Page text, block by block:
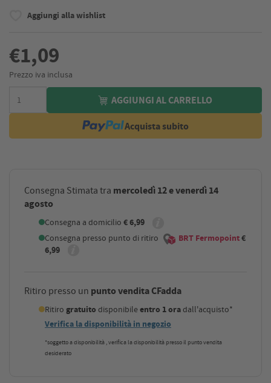
Aggiungi alla wishlist
€1,09
Prezzo iva inclusa
AGGIUNGI AL CARRELLO
Acquista subito
Consegna Stimata tra mercoledì 12 e venerdì 14
agosto
Consegna a domicilio € 6,99
Consegna presso punto di ritiro BRT Fermopoint€
6,99
Ritiro presso un punto vendita CFadda
Ritiro gratuito disponibileentro 1 oradall'acquisto*
Verifica la disponibilità in negozio
*soggetto a disponibilità , verifica la disponibilità presso il punto vendita
desiderato